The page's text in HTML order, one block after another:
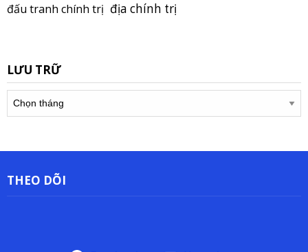
đấu tranh chính trị địa chính trị
LƯU TRỮ
Lưu
THEO DÕI